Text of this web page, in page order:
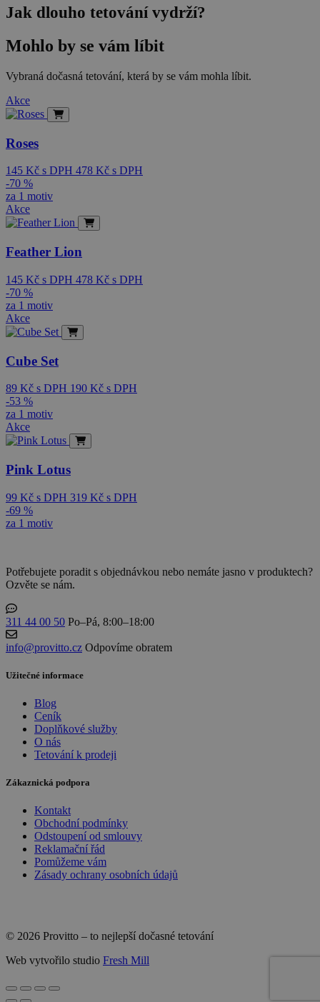
Jak dlouho tetování vydrží?
Mohlo by se vám líbit
Vybraná dočasná tetování, která by se vám mohla líbit.
Akce
Roses
145 Kč s DPH 478 Kč s DPH
-70 %
za 1 motiv
Akce
Feather Lion
145 Kč s DPH 478 Kč s DPH
-70 %
za 1 motiv
Akce
Cube Set
89 Kč s DPH 190 Kč s DPH
-53 %
za 1 motiv
Akce
Pink Lotus
99 Kč s DPH 319 Kč s DPH
-69 %
za 1 motiv
Potřebujete poradit s objednávkou nebo nemáte jasno v produktech?
Ozvěte se nám.
311 44 00 50 Po–Pá, 8:00–18:00
info@provitto.cz Odpovíme obratem
Užitečné informace
Blog
Ceník
Doplňkové služby
O nás
Tetování k prodeji
Zákaznická podpora
Kontakt
Obchodní podmínky
Odstoupení od smlouvy
Reklamační řád
Pomůžeme vám
Zásady ochrany osobních údajů
© 2026 Provitto – to nejlepší dočasné tetování
Web vytvořilo studio Fresh Mill